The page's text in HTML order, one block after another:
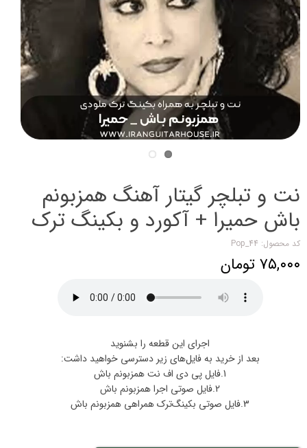
نت و تبلچر گیتار آهنگ همزبونم
باش حمیرا + آکورد و بکینگ ترک
کد محصول: Pop_44
۷۵,۰۰۰ تومان
اجرای این قطعه را بشنوید
بعد از خرید به فایل‌های زیر دسترسی خواهید داشت:
1.فایل پی دی اف نت همزبونم باش
2.فایل صوتی اجرا همزبونم باش
3.فایل صوتی بکینگ‌ترک همراهی همزبونم باش